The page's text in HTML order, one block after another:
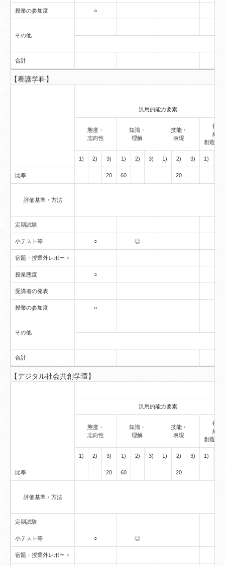
授業の参加度 ○
その他
合計
【看護学科】
汎用的能力要素
態度・
志向性
知識・
理解
技能・
表現
行動
経験
創造的
1) 2) 3) 1) 2) 3) 1) 2) 3) 1)
比率 20 60 20
評価基準・方法
定期試験
小テスト等 ○ ◎
宿題・授業外レポート
授業態度 ○
受講者の発表
授業の参加度 ○
その他
合計
【デジタル社会共創学環】
汎用的能力要素
態度・
志向性
知識・
理解
技能・
表現
行動
経験
創造的
1) 2) 3) 1) 2) 3) 1) 2) 3) 1)
比率 20 60 20
評価基準・方法
定期試験
小テスト等 ○ ◎
宿題・授業外レポート